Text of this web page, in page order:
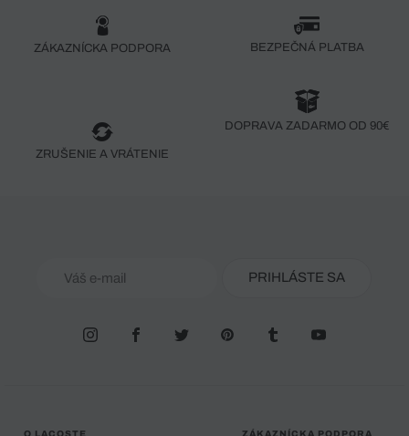
ZÁKAZNÍCKA PODPORA BEZPEČNÁ PLATBA
ZRUŠENIE A VRÁTENIE
DOPRAVA ZADARMO OD 90€
PRIHLÁSTE SA
O LACOSTE ZÁKAZNÍCKA PODPORA